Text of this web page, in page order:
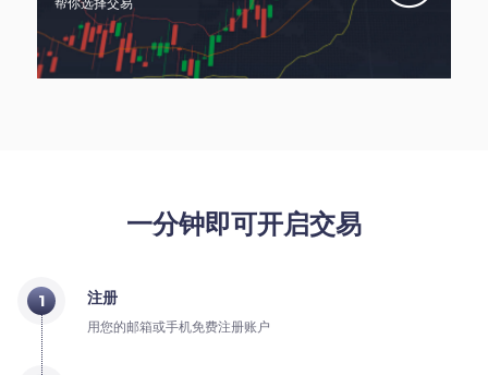
一分钟即可开启交易
1 注册
用您的邮箱或手机免费注册账户